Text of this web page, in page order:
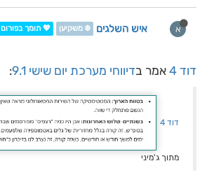
א איש השלגים ❄️ משקיען 💖 תומך בפורום
דוד 4 אמר בדיווחי מערכת יום שישי 9.1 :
דוד 4
מתוך ג'מיני